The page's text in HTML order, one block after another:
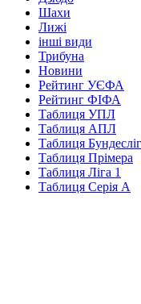
Шахи
Лижі
інші види
Трибуна
Новини
Рейтинг УЄФА
Рейтинг ФІФА
Таблиця УПЛ
Таблиця АПЛ
Таблиця
Таблиця Прімера
Таблиця Ліга 1
Таблиця Серія А